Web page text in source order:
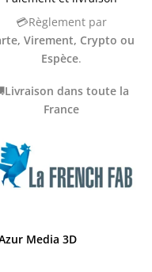
💳Règlement par
Virement, Crypto ou
Espèce.
Livraison dans toute la
France
Media 3D